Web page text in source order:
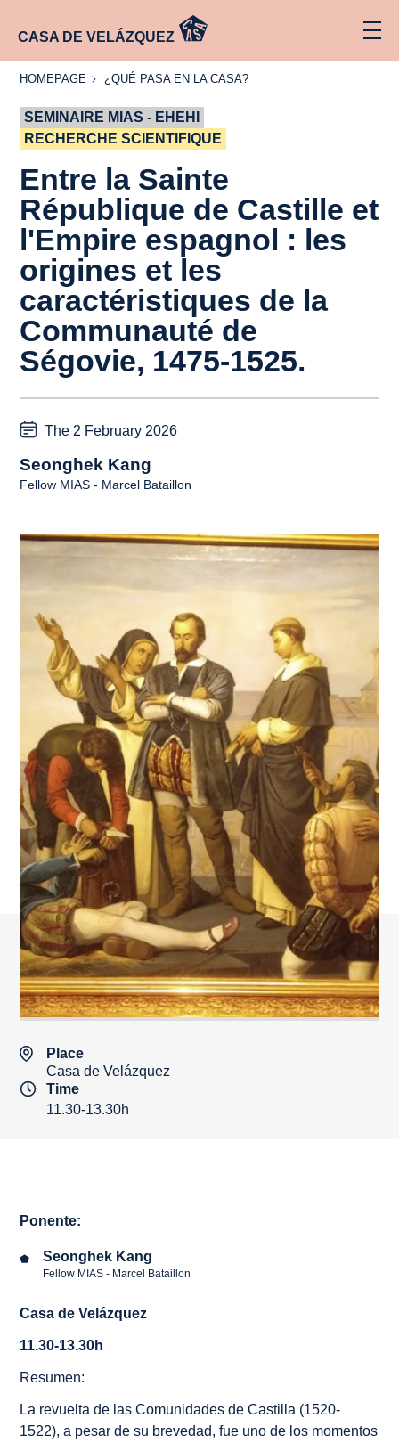
CASA DE VELÁZQUEZ
HOMEPAGE
HOMEPAGE
¿QUÉ
CASA?
¿QUÉ PASA EN LA CASA?
SEMINAIRE MIAS - EHEHI
RECHERCHE SCIENTIFIQUE
Entre la Sainte
République de Castille et
l'Empire espagnol : les
origines et les
caractéristiques de la
Communauté de
Ségovie, 1475-1525.
The 2 February 2026
Seonghek Kang
Fellow MIAS - Marcel Bataillon
Place
Casa de Velázquez
Time
11.30-13.30h
Ponente:
Seonghek Kang
Fellow MIAS - Marcel Bataillon
Casa de Velázquez
11.30-13.30h
Resumen:
La revuelta de las Comunidades de Castilla (1520-
1522), a pesar de su brevedad, fue uno de los momentos